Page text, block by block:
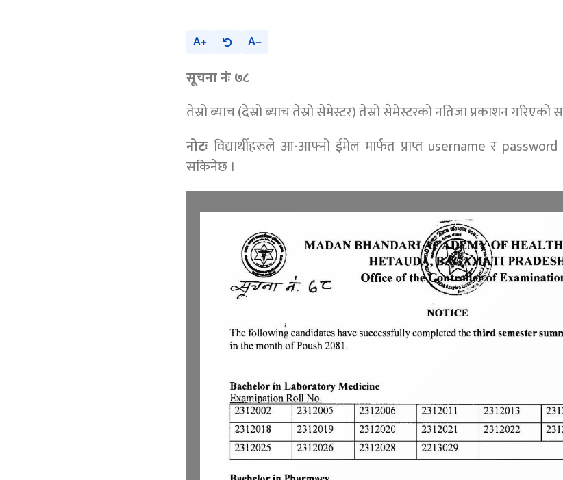
A A
सूचना नंः ७८
तेस्रो ब्याच (देस्रो ब्याच तेस्रो सेमेस्टर) तेस्रो सेमेस्टरको नतिजा प्रकाशन गरिएको
नोटः विद्यार्थीहरुले आ-आफ्नो ईमेल मार्फत प्राप्त username र
सकिनेछ ।